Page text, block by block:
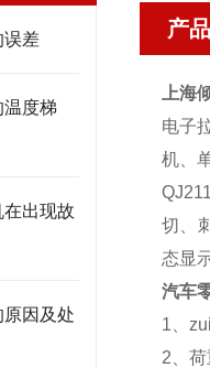
误差
温度梯
出现故
因及处
产
上海
电子
机、
切、
态显
汽车
1、
2、